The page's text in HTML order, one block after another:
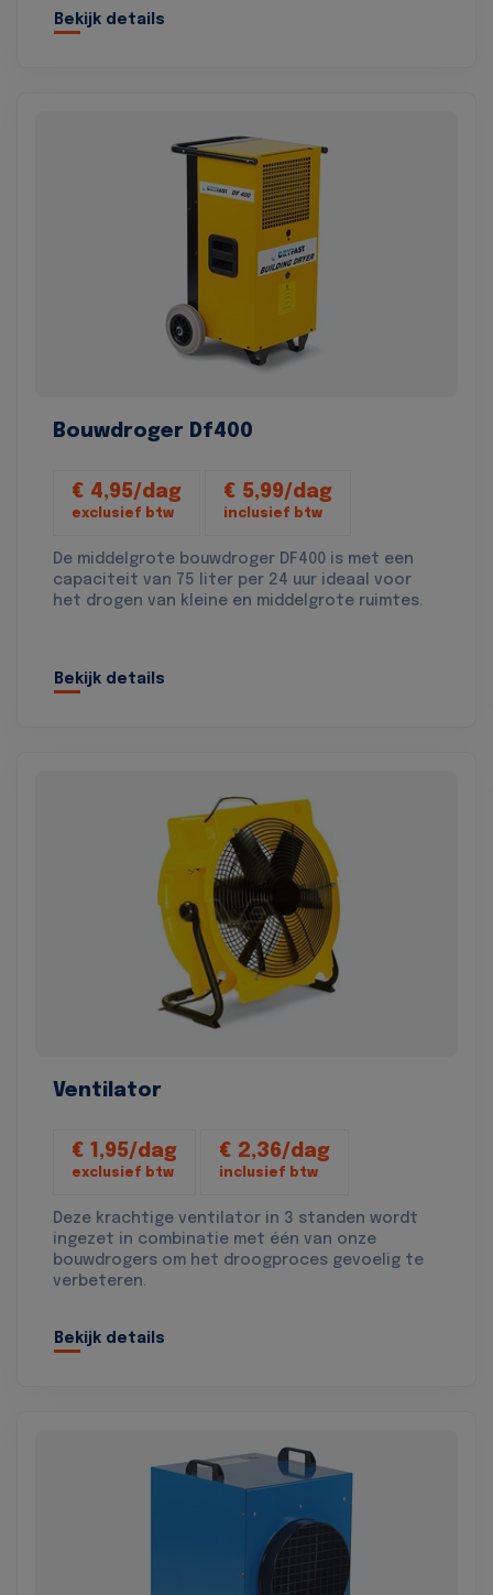
Bekijk details
Bouwdroger Df400
€ 4,95/dag
exclusief btw
€ 5,99/dag
inclusief btw
De middelgrote bouwdroger DF400 is met een
capaciteit van 75 liter per 24 uur ideaal voor
het drogen van kleine en middelgrote ruimtes.
Bekijk details
Ventilator
€ 1,95/dag
exclusief btw
€ 2,36/dag
inclusief btw
Deze krachtige ventilator in 3 standen wordt
ingezet in combinatie met één van onze
bouwdrogers om het droogproces gevoelig te
verbeteren.
Bekijk details